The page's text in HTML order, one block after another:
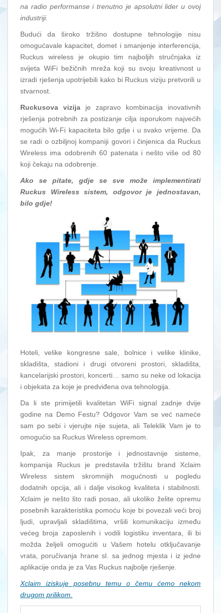
na radio performanse i trenutno je apsolutni lider u ovoj
industriji.
Budući da široko tržišno dostupne tehnologije nisu
omogućavale kapacitet, domet i smanjenje interferencija,
Ruckus wireless je okupio tim najboljih stručnjaka iz
svijeta WiFi bežičnih mreža koji su svoju kreativnost u
izradi rješenja upotrijebili kako bi Ruckus viziju pretvorili u
stvarnost.
Ruckusova vizija je zapravo kombinacija inovativnih
rješenja potrebnih za postizanje cilja isporukom najvećih
mogućih Wi-Fi kapaciteta bilo gdje i u svako vrijeme. Da
se radi o ozbiljnoj kompaniji govori i činjenica da Ruckus
Wireless ima odobrenih 60 patenata i nešto više od 80
koji čekaju na odobrenje.
Ako se pitate, gdje se sve može implementirati
Ruckus Wireless sistem, odgovor je jednostavan,
bilo gdje!
Hoteli, velike kongresne sale, bolnice i velike klinike,
skladišta, stadioni i drugi otvoreni prostori, skladišta,
kancelarijski prostori, koncerti… samo su neke od lokacija
i objekata za koje je predviđena ova tehnologija.
Da li ste primijetili kvalitetan WiFi signal zadnje dvije
godine na Demo Festu? Odgovor Vam se već nameće
sam po sebi i vjerujte nije sujeta, ali Teleklik Vam je to
omogućio sa Ruckus Wireless opremom.
Ipak, za manje prostorije i jednostavnije sisteme,
kompanija Ruckus je predstavila tržištu brand Xclaim
Wireless sistem skromnijih mogućnosti u pogledu
dodatnih opcija, ali i dalje visokog kvaliteta i stabilnosti.
Xclaim je nešto što radi posao, ali ukoliko želite opremu
posebnih karakteristika pomoću koje bi povezali veći broj
ljudi, upravljali skladištima, vršili komunikaciju između
većeg broja zaposlenih i vodili logistiku inventara, ili bi
možda željeli omogućiti u Vašem hotelu otključavanje
vrata, poručivanja hrane sl. sa jednog mjesta i iz jedne
aplikacije onda je za Vas Ruckus najbolje rješenje.
Xclaim iziskuje posebnu temu o čemu ćemo nekom
drugom prilikom.